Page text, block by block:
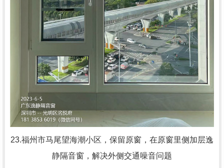
23.福州市马尾望海潮小区， 保留原窗，在原窗里侧加层逸
静隔音窗，解决外侧交通噪音问题